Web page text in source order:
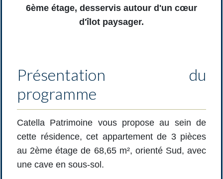
6ème étage, desservis autour d'un cœur
d'îlot paysager.
Présentation du
programme
Catella Patrimoine vous propose au sein de
cette résidence, cet appartement de 3 pièces
au 2ème étage de 68,65 m², orienté Sud, avec
une cave en sous-sol.